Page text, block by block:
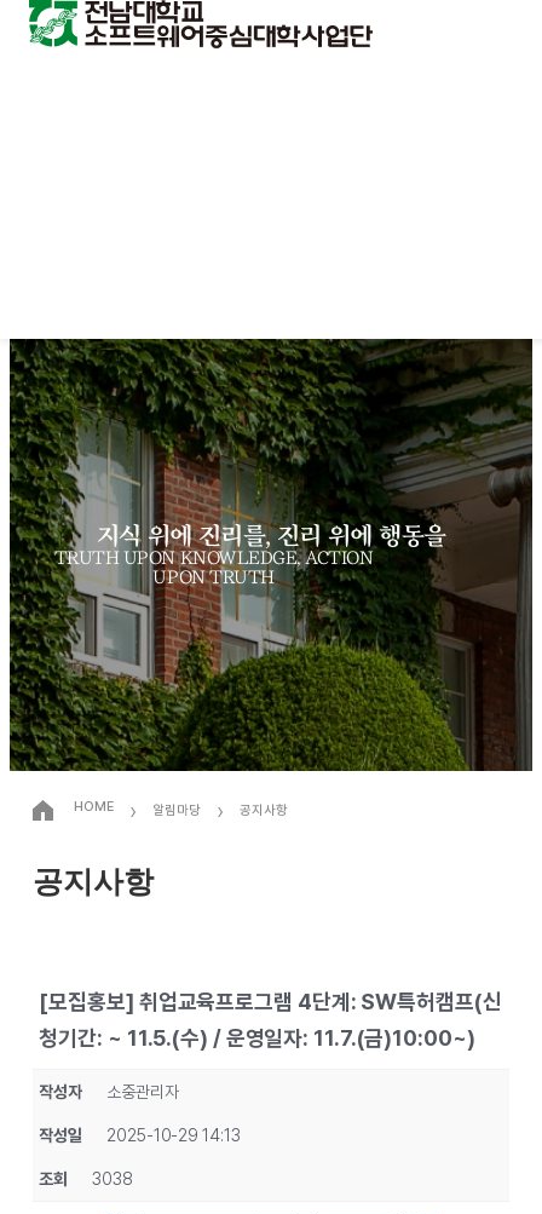
지식 위에 진리를, 진리 위에 행동을
TRUTH UPON KNOWLEDGE, ACTION
UPON TRUTH
HOME › 알림마당 › 공지사항
공지사항
[모집홍보] 취업교육프로그램 4단계: SW특허캠프(신
청기간: ~ 11.5.(수) / 운영일자: 11.7.(금)10:00~)
작성자 소중관리자
작성일 2025-10-29 14:13
조회 3038